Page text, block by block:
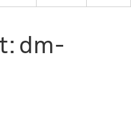
dm-